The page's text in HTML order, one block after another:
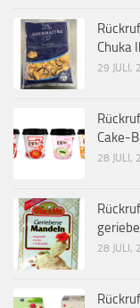
Chuka
29 JULI,
Cake-
28 JULI,
28 JULI,